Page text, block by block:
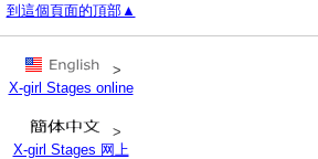
到這個頁面的頂部▲
>
X-girl Stages online
>
X-girl Stages 网上